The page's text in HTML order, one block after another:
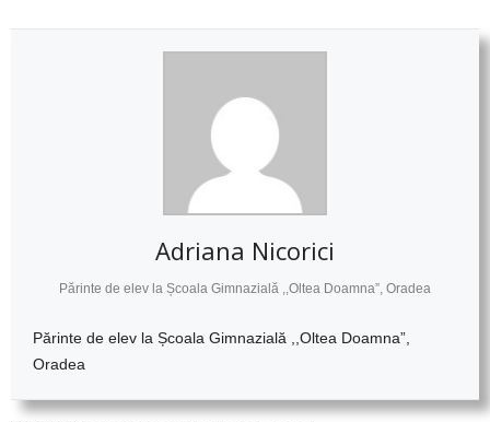
Adriana Nicorici
Părinte de elev la Școala Gimnazială ,,Oltea Doamna”, Oradea
Părinte de elev la Școala Gimnazială ,,Oltea Doamna”,
Oradea